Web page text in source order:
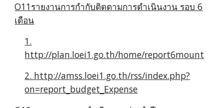
O11รายงานการกำกับติดตามการดำเนินงาน รอบ 6
เดือน
1.
http://plan.loei1.go.th/home/report6mount
2. http://amss.loei1.go.th/rss/index.php?
on=report_budget_Expense